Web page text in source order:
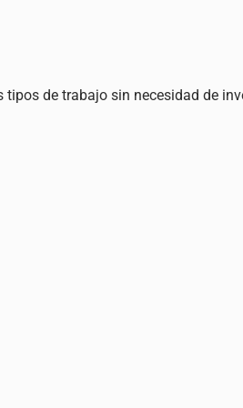
de trabajo sin necesidad de